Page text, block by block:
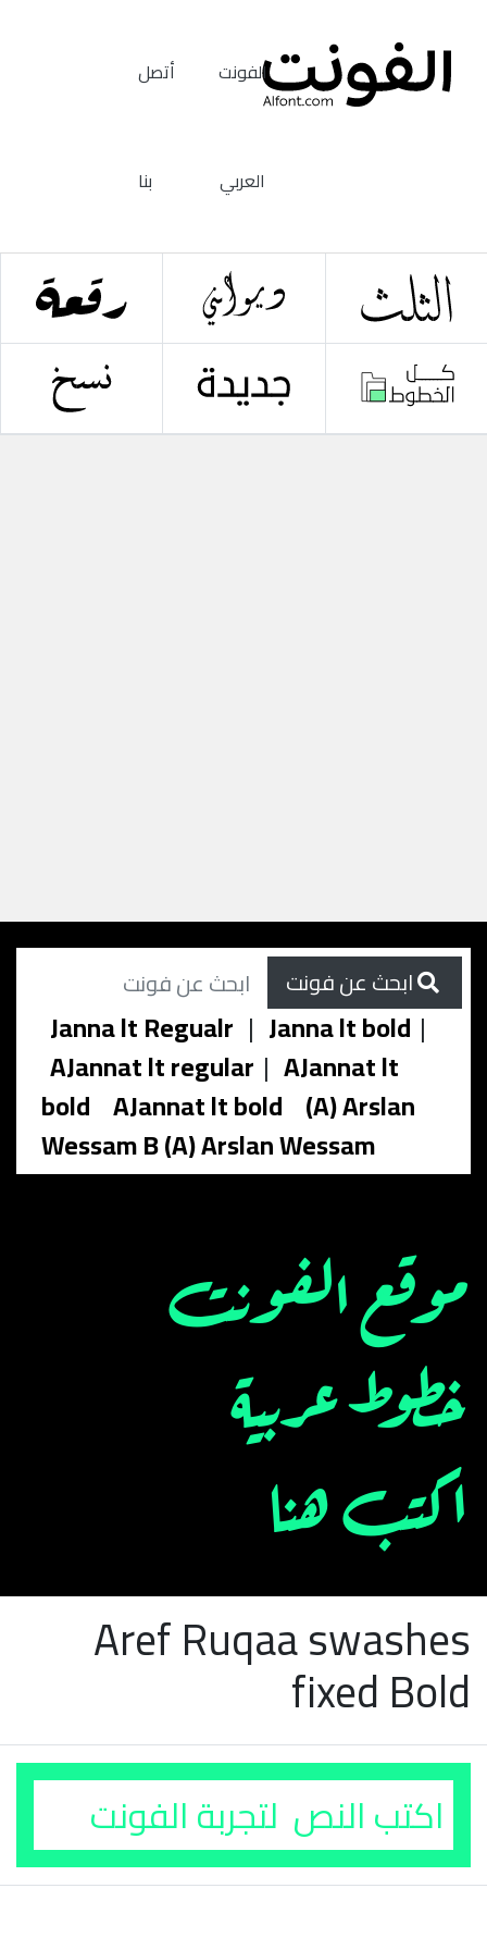
الفونت
العربي
أتصل
بنا
Janna lt Regualr | Janna lt bold |
AJannat lt regular | AJannat lt
bold AJannat lt bold (A) Arslan
Wessam B (A) Arslan Wessam
Aref Ruqaa swashes
fixed Bold